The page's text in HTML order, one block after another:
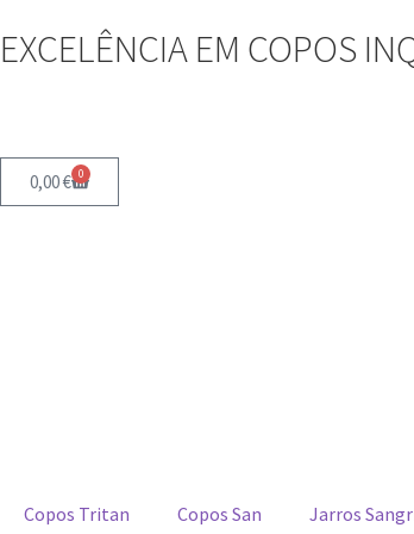
EXCELÊNCIA EM COPOS
0,00€ 0
Copos Tritan Copos San Jarros